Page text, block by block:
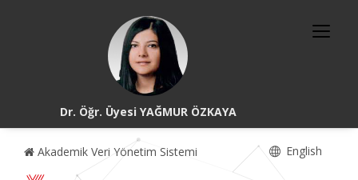
Dr. Öğr. Üyesi YAĞMUR ÖZKAYA
Akademik Veri Yönetim Sistemi English